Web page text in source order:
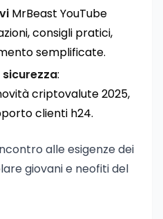
MrBeast YouTube
consigli pratici,
semplificate.
sicurezza:
criptovalute 2025,
clienti h24.
alle esigenze dei
giovani e neofiti del